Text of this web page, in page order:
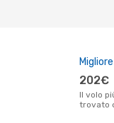
202€
Il volo più economico che abbiamo
trovato